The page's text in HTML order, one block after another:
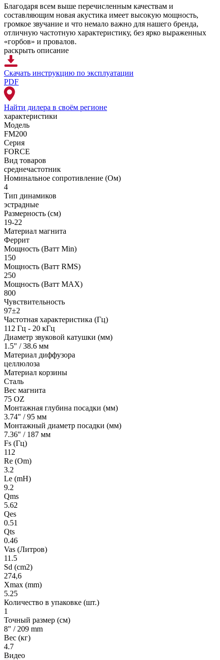
Благодаря всем выше перечисленным качествам и
составляющим новая акустика имеет высокую мощность,
громкое звучание и что немало важно для нашего бренда,
отличную частотную характеристику, без ярко выраженных
«горбов» и провалов.
раскрыть описание
Скачать инструкцию по эксплуатации
PDF
Найти дилера в своём регионе
характеристики
Модель
FM200
Серия
FORCE
Вид товаров
среднечастотник
Номинальное сопротивление (Ом)
4
Тип динамиков
эстрадные
Размерность (см)
19-22
Материал магнита
Феррит
Мощность (Ватт Min)
150
Мощность (Ватт RMS)
250
Мощность (Ватт MAX)
800
Чувствительность
97±2
Частотная характеристика (Гц)
112 Гц - 20 кГц
Диаметр звуковой катушки (мм)
1.5" / 38.6 мм
Материал диффузора
целлюлоза
Материал корзины
Сталь
Вес магнита
75 OZ
Монтажная глубина посадки (мм)
3.74" / 95 мм
Монтажный диаметр посадки (мм)
7.36" / 187 мм
Fs (Гц)
112
Re (Om)
3.2
Le (mH)
9.2
Qms
5.62
Qes
0.51
Qts
0.46
Vas (Литров)
11.5
Sd (cm2)
274,6
Xmax (mm)
5.25
Количество в упаковке (шт.)
1
Точный размер (см)
8" / 209 mm
Вес (кг)
4.7
Видео